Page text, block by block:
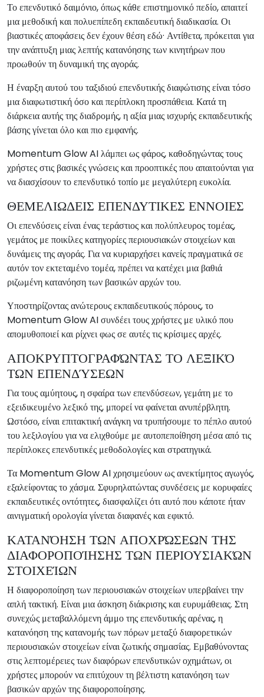
Το επενδυτικό δαιμόνιο, όπως κάθε επιστημονικό πεδίο, απαιτεί
μια μεθοδική και πολυεπίπεδη εκπαιδευτική διαδικασία. Οι
βιαστικές αποφάσεις δεν έχουν θέση εδώ· Αντίθετα, πρόκειται για
την ανάπτυξη μιας λεπτής κατανόησης των κινητήρων που
προωθούν τη δυναμική της αγοράς.
Η έναρξη αυτού του ταξιδιού επενδυτικής διαφώτισης είναι τόσο
μια διαφωτιστική όσο και περίπλοκη προσπάθεια. Κατά τη
διάρκεια αυτής της διαδρομής, η αξία μιας ισχυρής εκπαιδευτικής
βάσης γίνεται όλο και πιο εμφανής.
Momentum Glow AI λάμπει ως φάρος, καθοδηγώντας τους
χρήστες στις βασικές γνώσεις και προοπτικές που απαιτούνται για
να διασχίσουν το επενδυτικό τοπίο με μεγαλύτερη ευκολία.
ΘΕΜΕΛΙΩΔΕΙΣ ΕΠΕΝΔΥΤΙΚΕΣ ΕΝΝΟΙΕΣ
Οι επενδύσεις είναι ένας τεράστιος και πολύπλευρος τομέας,
γεμάτος με ποικίλες κατηγορίες περιουσιακών στοιχείων και
δυνάμεις της αγοράς. Για να κυριαρχήσει κανείς πραγματικά σε
αυτόν τον εκτεταμένο τομέα, πρέπει να κατέχει μια βαθιά
ριζωμένη κατανόηση των βασικών αρχών του.
Υποστηρίζοντας ανώτερους εκπαιδευτικούς πόρους, το
Momentum Glow AI συνδέει τους χρήστες με υλικό που
απομυθοποιεί και ρίχνει φως σε αυτές τις κρίσιμες αρχές.
ΑΠΟΚΡΥΠΤΟΓΡΑΦΏΝΤΑΣ ΤΟ ΛΕΞΙΚΌ
ΤΩΝ ΕΠΕΝΔΎΣΕΩΝ
Για τους αμύητους, η σφαίρα των επενδύσεων, γεμάτη με το
εξειδικευμένο λεξικό της, μπορεί να φαίνεται ανυπέρβλητη.
Ωστόσο, είναι επιτακτική ανάγκη να τρυπήσουμε το πέπλο αυτού
του λεξιλογίου για να ελιχθούμε με αυτοπεποίθηση μέσα από τις
περίπλοκες επενδυτικές μεθοδολογίες και στρατηγικά.
Τα Momentum Glow AI χρησιμεύουν ως ανεκτίμητος αγωγός,
εξαλείφοντας το χάσμα. Σφυρηλατώντας συνδέσεις με κορυφαίες
εκπαιδευτικές οντότητες, διασφαλίζει ότι αυτό που κάποτε ήταν
αινιγματική ορολογία γίνεται διαφανές και εφικτό.
ΚΑΤΑΝΌΗΣΗ ΤΩΝ ΑΠΟΧΡΏΣΕΩΝ ΤΗΣ
ΔΙΑΦΟΡΟΠΟΊΗΣΗΣ ΤΩΝ ΠΕΡΙΟΥΣΙΑΚΏΝ
ΣΤΟΙΧΕΊΩΝ
Η διαφοροποίηση των περιουσιακών στοιχείων υπερβαίνει την
απλή τακτική. Είναι μια άσκηση διάκρισης και ευρυμάθειας. Στη
συνεχώς μεταβαλλόμενη άμμο της επενδυτικής αρένας, η
κατανόηση της κατανομής των πόρων μεταξύ διαφορετικών
περιουσιακών στοιχείων είναι ζωτικής σημασίας. Εμβαθύνοντας
στις λεπτομέρειες των διαφόρων επενδυτικών οχημάτων, οι
χρήστες μπορούν να επιτύχουν τη βέλτιστη κατανόηση των
βασικών αρχών της διαφοροποίησης.